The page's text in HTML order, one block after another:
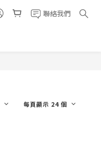
聯絡我們
每頁顯示 24 個